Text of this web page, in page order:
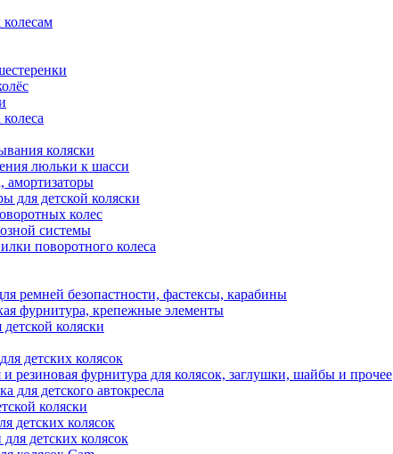
коляски
люльки к шасси
амортизаторы
для детской коляски
колес
системы
поворотного колеса
ремней безопастности, фастексы, карабины
фурнитура, крепежные элементы
коляски
детских колясок
и резиновая фурнитура для колясок, заглушки, шайбы и прочее
для детского автокресла
коляски
детских колясок
детских колясок